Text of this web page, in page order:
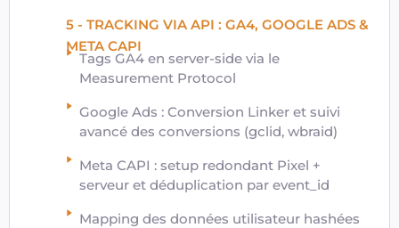
5 - TRACKING VIA API : GA4, GOOGLE ADS &
META CAPI
Tags GA4 en server-side via le
Measurement Protocol
Google Ads : Conversion Linker et suivi
avancé des conversions (gclid, wbraid)
Meta CAPI : setup redondant Pixel +
serveur et déduplication par event_id
Mapping des données utilisateur hashées